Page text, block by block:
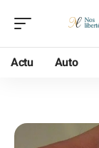
Actu Auto